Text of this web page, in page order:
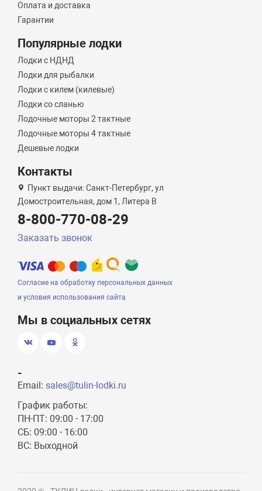
Оплата и доставка
Гарантии
Популярные лодки
Лодки с НДНД
Лодки для рыбалки
Лодки с килем (килевые)
Лодки со сланью
Лодочные моторы 2 тактные
Лодочные моторы 4 тактные
Дешевые лодки
Контакты
Пункт выдачи: Санкт-Петербург, ул
Домостроительная, дом 1, Литера B
8-800-770-08-29
Заказать звонок
Согласие на обработку персональных данных
и условия использования сайта
Мы в социальных сетях
-
Email: sales@tulin-lodki.ru
График работы:
ПН-ПТ: 09:00 - 17:00
СБ: 09:00 - 16:00
ВС: Выходной